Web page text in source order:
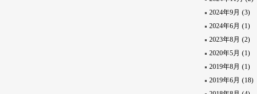
2024年9月 (3)
2024年6月 (1)
2023年8月 (2)
2020年5月 (1)
2019年8月 (1)
2019年6月 (18)